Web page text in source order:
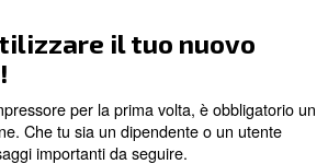
. Sono anche flessibili nel loro
sono
possono essere applicate a
la loro applicazione, ci sono